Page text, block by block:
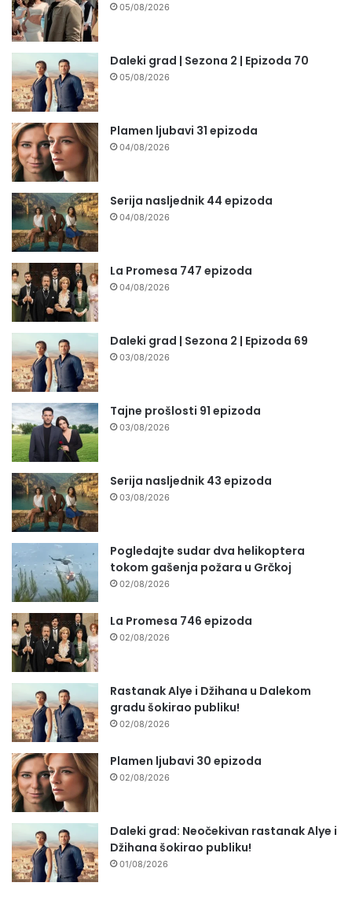
05/08/2026
Daleki grad | Sezona 2 | Epizoda 70
05/08/2026
Plamen ljubavi 31 epizoda
04/08/2026
Serija nasljednik 44 epizoda
04/08/2026
La Promesa 747 epizoda
04/08/2026
Daleki grad | Sezona 2 | Epizoda 69
03/08/2026
Tajne prošlosti 91 epizoda
03/08/2026
Serija nasljednik 43 epizoda
03/08/2026
Pogledajte sudar dva helikoptera
tokom gašenja požara u Grčkoj
02/08/2026
La Promesa 746 epizoda
02/08/2026
Rastanak Alye i Džihana u Dalekom
gradu šokirao publiku!
02/08/2026
Plamen ljubavi 30 epizoda
02/08/2026
Daleki grad: Neočekivan rastanak Alye i
Džihana šokirao publiku!
01/08/2026